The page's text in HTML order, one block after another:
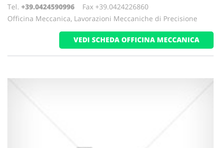
Tel. +39.0424590996 Fax +39.0424226860
Officina Meccanica, Lavorazioni Meccaniche di Precisione
VEDI SCHEDA OFFICINA MECCANICA